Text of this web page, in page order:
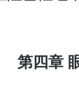
第四章